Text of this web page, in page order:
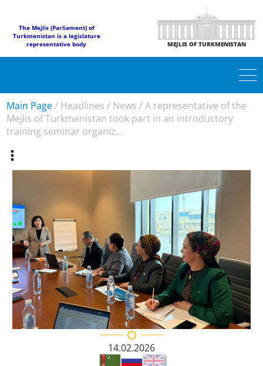
The Mejlis (Parliament) of
Turkmenistan is a legislature
representative body
MEJLIS OF TURKMENISTAN
Main Page/ Headlines / News /A representative of the
Mejlis of Turkmenistan took part in an introductory
training seminar organiz...
14.02.2026